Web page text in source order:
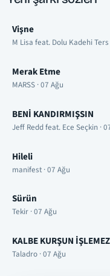
Vişne
M Lisa feat. Dolu Kadehi Ters
Merak Etme
MARSS · 07 Ağu
BENİ KANDIRMIŞSIN
Jeff Redd feat. Ece Seçkin ·
Hileli
manifest · 07 Ağu
Sürün
Tekir · 07 Ağu
KALBE KURŞUN İŞLEMEZ
Taladro · 07 Ağu